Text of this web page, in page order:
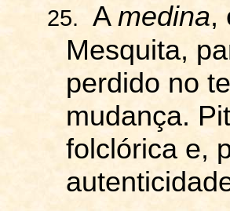
25. A medina,
Mesquita,
perdido no
mudança.
folclórica e,